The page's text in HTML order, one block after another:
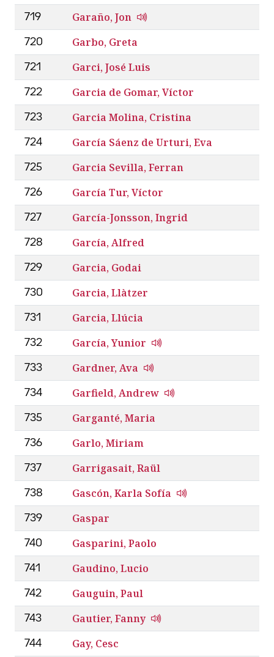
719 Garaño, Jon
720 Garbo, Greta
721 Garci, José Luis
722 Garcia de Gomar, Víctor
723 Garcia Molina, Cristina
724 García Sáenz de Urturi, Eva
725 Garcia Sevilla, Ferran
726 García Tur, Víctor
727 García-Jonsson, Ingrid
728 García, Alfred
729 Garcia, Godai
730 Garcia, Llàtzer
731 Garcia, Llúcia
732 García, Yunior
733 Gardner, Ava
734 Garfield, Andrew
735 Garganté, Maria
736 Garlo, Miriam
737 Garrigasait, Raül
738 Gascón, Karla Sofía
739 Gaspar
740 Gasparini, Paolo
741 Gaudino, Lucio
742 Gauguin, Paul
743 Gautier, Fanny
744 Gay, Cesc